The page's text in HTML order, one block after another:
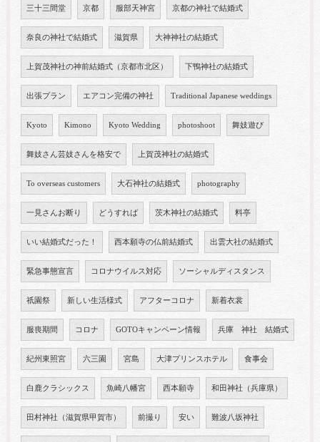
三十三間堂 京都 服部天神宮 京都の神社で結婚式
奈良の神社で結婚式 滋賀県 大神神社の結婚式
上賀茂神社の神前結婚式（京都市北区） 下鴨神社の結婚式
出張プラン エアコン完備の神社 Traditional Japanese weddings
Kyoto Kimono Kyoto Wedding photoshoot 舞妓遊び
舞妓さん芸妓さんを格安で 上賀茂神社の結婚式
To overseas customers 大石神社の結婚式 photography
一見さんお断り どうすれば 茨木神社の結婚式 料亭
いい結婚式だった！ 西本願寺の仏前結婚式 出雲大社の結婚式
緊急事態宣言 コロナウイルス対応 ソーシャルディスタンス
祇園祭 新しい生活様式 アフターコロナ 新着衣裳
服喪期間 コロナ GOTOキャンペーン情報 兵庫 神社 結婚式
紀州東照宮 六三園 宮島 大津プリンスホテル 食事会
白鹿クラシックス 魚崎八幡宮 西本願寺 和田神社（兵庫県）
田村神社（滋賀県甲賀市） 前撮り 安い 難波八坂神社